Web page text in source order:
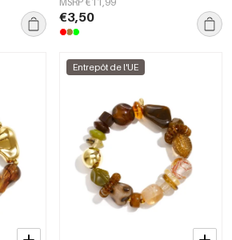
€3,50
Entrepôt de l'UE